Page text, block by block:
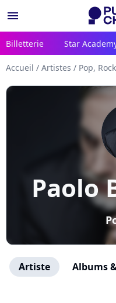
menu
Billetterie Star
Accueil / Artistes / Pop, Rock
Paolo
Artiste Albums